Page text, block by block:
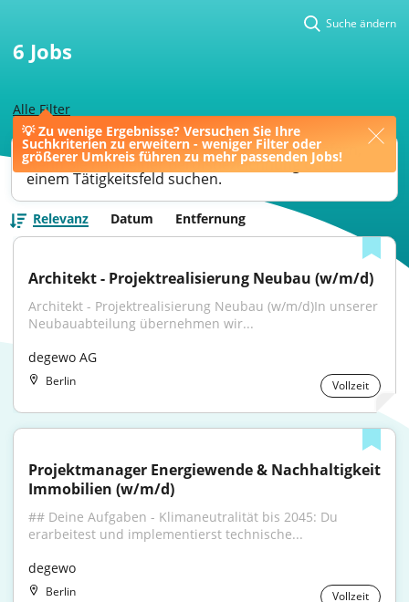
💡 Zu wenige Ergebnisse? Versuchen Sie Ihre
Suchkriterien zu erweitern - weniger Filter oder
größerer Umkreis führen zu mehr passenden Jobs!
Alle Filter
Suche ändern
6 Jobs
Ihre Jobsuche könnte bessere Ergebnisse liefern,
wenn Sie nach einer Berufsbezeichnung oder
einem Tätigkeitsfeld suchen.
Relevanz Datum Entfernung
Architekt - Projektrealisierung Neubau (w/m/d)
Architekt - Projektrealisierung Neubau (w/m/d)In unserer
Neubauabteilung übernehmen wir...
degewo AG
Berlin Vollzeit
Projektmanager Energiewende & Nachhaltigkeit
Immobilien (w/m/d)
## Deine Aufgaben - Klimaneutralität bis 2045: Du
erarbeitest und implementierst technische...
degewo
Berlin Vollzeit